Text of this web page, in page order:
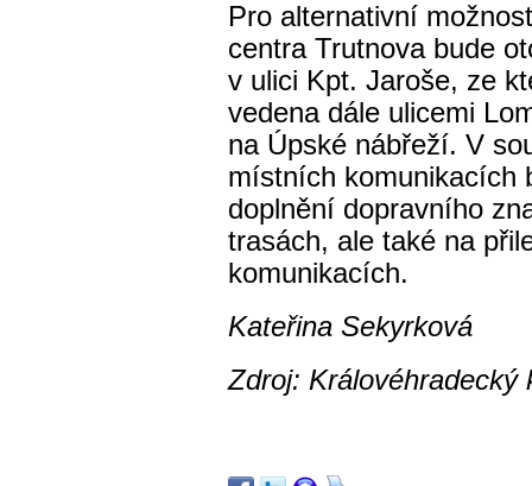
Pro alternativní
centra Trutnova bude
v ulici Kpt. Jaroše, ze
vedena dále ulicemi
na Úpské nábřeží. V
místních komunikacích
doplnění dopravního
trasách, ale také na
komunikacích.
Kateřina Sekyrková
Zdroj: Královéhradecký